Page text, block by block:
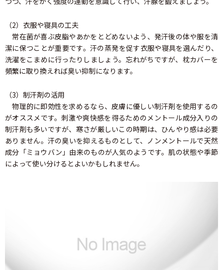
（2）衣服や寝具の工夫
常在菌が喜ぶ皮脂やあかをとどめないよう、発汗後の体や服を清
潔に保つことが重要です。汗の蒸発を促す衣服や寝具を選んだり、
洗濯をこまめに行ったりしましょう。忘れがちですが、枕カバーを
頻繁に取り換えれば臭い抑制になります。
（3）制汗剤の活用
物理的に即効性を求めるなら、皮膚に優しい制汗剤を使用するの
がオススメです。刺激や爽快感を得るためのメントール成分入りの
制汗剤も多いですが、寒さが厳しいこの時期は、ひんやり感は必要
ありません。汗の臭いを抑えるものとして、ノンメントールで天然
成分「ミョウバン」由来のものが人気のようです。肌の状態や季節
によって使い分けるとよいかもしれません。